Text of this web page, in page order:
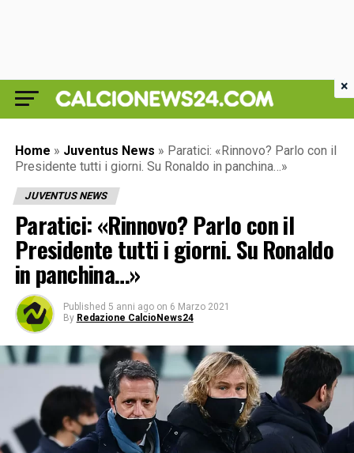
Home » Juventus News » Paratici: «Rinnovo? Parlo con il
Presidente tutti i giorni. Su Ronaldo in panchina…»
JUVENTUS NEWS
Paratici: «Rinnovo? Parlo con il
Presidente tutti i giorni. Su Ronaldo
in panchina…»
Published 5 anni ago on 6 Marzo 2021
By Redazione CalcioNews24
×